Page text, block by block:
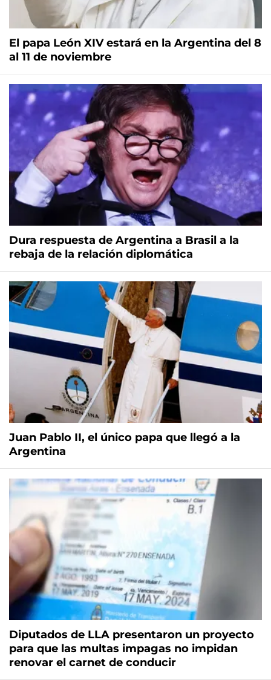
El papa León XIV estará en la Argentina del 8
al 11 de noviembre
Dura respuesta de Argentina a Brasil a la
rebaja de la relación diplomática
Juan Pablo II, el único papa que llegó a la
Argentina
Diputados de LLA presentaron un proyecto
para que las multas impagas no impidan
renovar el carnet de conducir